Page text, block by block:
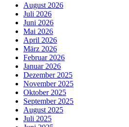
August 2026
Juli 2026
Juni 2026
Mai 2026
April 2026
März 2026
Februar 2026
Januar 2026
Dezember 2025
November 2025
Oktober 2025
September 2025
August 2025
Juli 2025